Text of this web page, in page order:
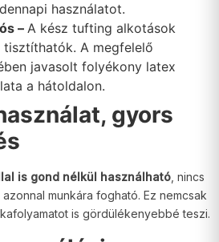
használatot.
– A kész tufting alkotások
tisztíthatók. A megfelelő
javasolt folyékony latex
a hátoldalon.
gyors
is gond nélkül használható , nincs
munkára fogható. Ez nemcsak
is gördülékenyebbé teszi.